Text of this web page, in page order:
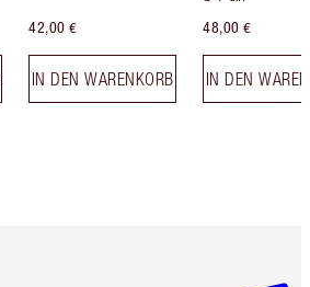
42,00 €
IN DEN WARENKORB
48,00 €
IN DEN